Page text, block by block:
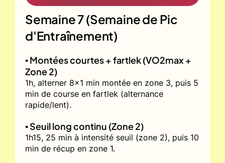
Semaine 7 (Semaine de Pic
d'Entraînement)
▪️ Montées courtes + fartlek (VO2max +
Zone 2)
1h, alterner 8x1 min montée en zone 3, puis 5
min de course en fartlek (alternance
rapide/lent).
▪️ Seuil long continu (Zone 2)
1h15, 25 min à intensité seuil (zone 2), puis 10
min de récup en zone 1.